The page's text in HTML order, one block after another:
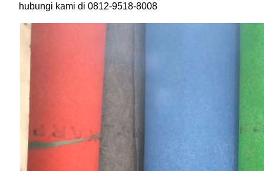
hubungi kami di 0812-9518-8008